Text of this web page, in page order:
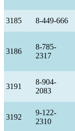
3185 8-449-666
3186
8-785-
2317
3191
8-904-
2083
3192
9-122-
2310